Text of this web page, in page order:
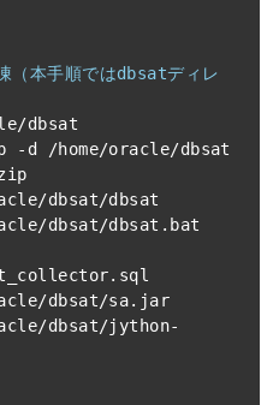
（本手順ではdbsatディレ
/dbsat
- d /home/oracle/
/dbsat/dbsat
/dbsat/dbsat . bat
. sql
/dbsat/sa. jar
/dbsat/jython-